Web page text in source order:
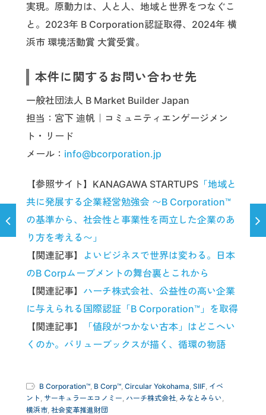
実現。原動力は、人と人、地域と世界をつなぐこ
と。2023年 B Corporation認証取得、2024年 横
浜市 環境活動賞 大賞受賞。
本件に関するお問い合わせ先
一般社団法人 B Market Builder Japan
担当：宮下 迪帆｜コミュニティエンゲージメン
ト・リード
メール： info@bcorporation.jp
【参照サイト】KANAGAWA STARTUPS 「地域と
共に発展する企業経営勉強会 〜B Corporation™︎
の基準から、社会性と事業性を両立した企業のあ
り方を考える〜」
【関連記事】 よいビジネスで世界は変わる。日本
のB Corpムーブメントの舞台裏とこれから
【関連記事】 ハーチ株式会社、公益性の高い企業
に与えられる国際認証「B Corporation™」を取得
【関連記事】
「値段がつかない古本」はどこへい
くのか。バリューブックスが描く、循環の物語
B Corporation™, B Corp™, Circular Yokohama, SIIF, イベ
ント , サーキュラーエコノミー, ハーチ株式会社, みなとみらい ,
横浜市, 社会変革推進財団